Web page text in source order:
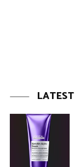
LATEST